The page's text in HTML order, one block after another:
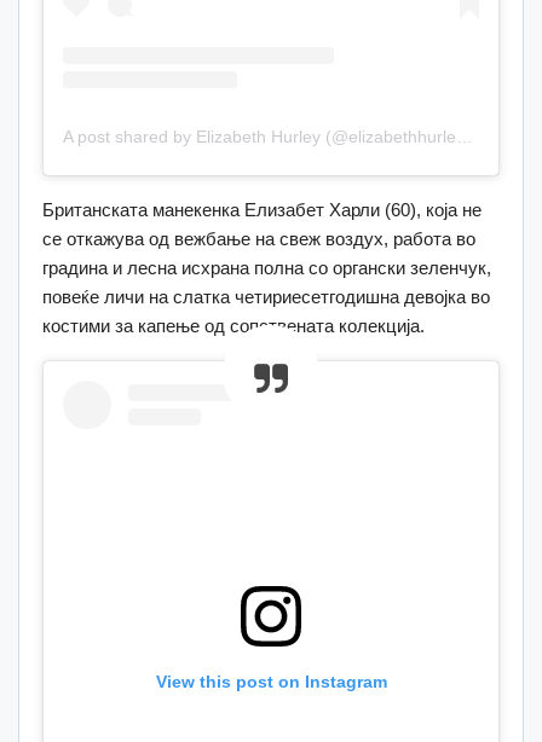
Британската манекенка Елизабет Харли (60), која не
се откажува од вежбање на свеж воздух, работа во
градина и лесна исхрана полна со органски зеленчук,
повеќе личи на слатка четириесетгодишна девојка во
костими за капење од сопствената колекција.
View this post on Instagram